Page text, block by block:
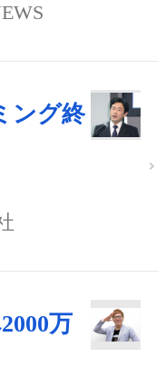
ング終
万